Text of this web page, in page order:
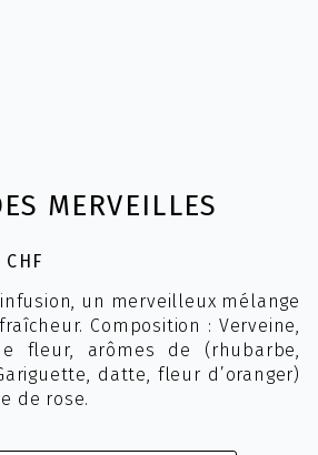
MERVEILLES
CHF
un merveilleux mélange
Composition : Verveine,
fleur, arômes de (rhubarbe,
datte, fleur d’oranger)
de rose.